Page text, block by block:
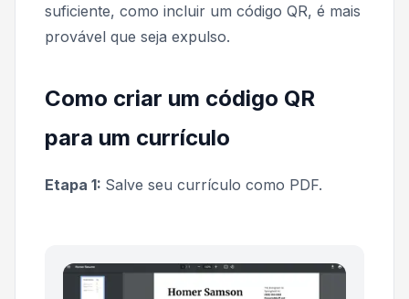
suficiente, como incluir um código QR, é mais
provável que seja expulso.
Como criar um código QR
para um currículo
Etapa 1: Salve seu currículo como PDF.